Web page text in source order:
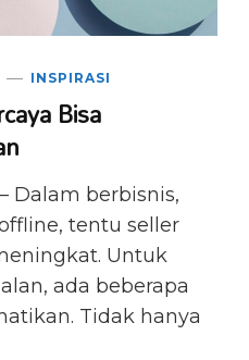
INSPIRASI
Bisa
Dalam berbisnis,
tentu seller
Untuk
ada beberapa
Tidak hanya